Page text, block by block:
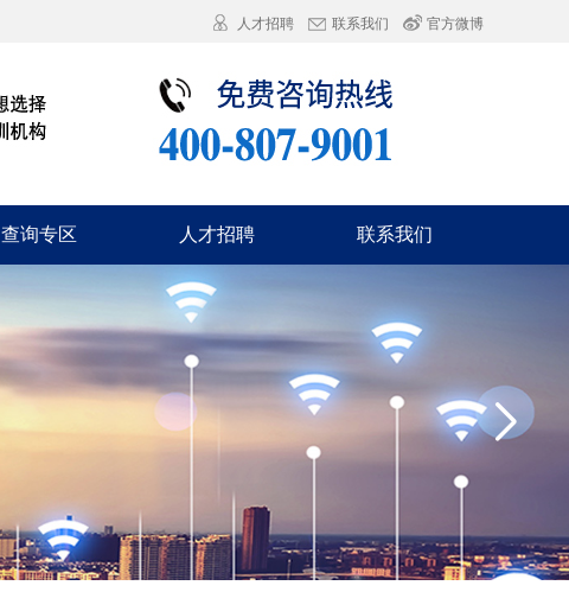
官方微博
联系我们
人才招聘
查询专区 人才招聘 联系我们